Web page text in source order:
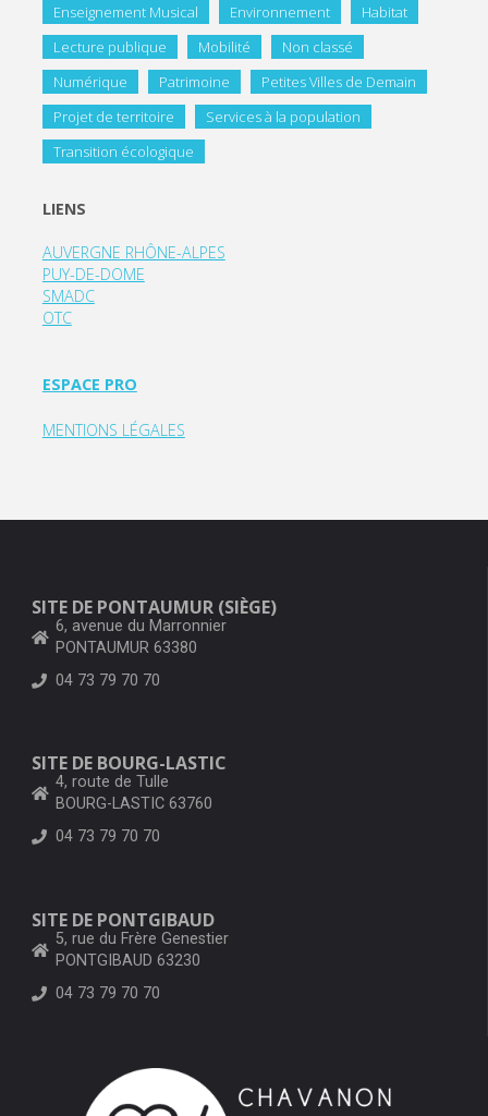
Enseignement Musical
Environnement
Habitat
Lecture publique
Mobilité
Non classé
Numérique
Patrimoine
Petites Villes de Demain
Projet de territoire
Services à la population
Transition écologique
LIENS
AUVERGNE RHÔNE-ALPES
PUY-DE-DOME
SMADC
OTC
ESPACE PRO
MENTIONS LÉGALES
SITE DE PONTAUMUR (SIÈGE)
6, avenue du Marronnier
PONTAUMUR 63380
04 73 79 70 70
SITE DE BOURG-LASTIC
4, route de Tulle
BOURG-LASTIC 63760
04 73 79 70 70
SITE DE PONTGIBAUD
5, rue du Frère Genestier
PONTGIBAUD 63230
04 73 79 70 70